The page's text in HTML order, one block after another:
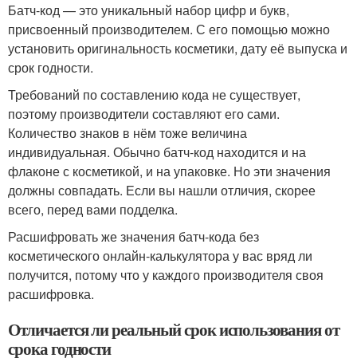
Батч-код — это уникальный набор цифр и букв,
присвоенный производителем. С его помощью можно
установить оригинальность косметики, дату её выпуска и
срок годности.
Требований по составлению кода не существует,
поэтому производители составляют его сами.
Количество знаков в нём тоже величина
индивидуальная. Обычно батч-код находится и на
флаконе с косметикой, и на упаковке. Но эти значения
должны совпадать. Если вы нашли отличия, скорее
всего, перед вами подделка.
Расшифровать же значения батч-кода без
косметического онлайн-калькулятора у вас вряд ли
получится, потому что у каждого производителя своя
расшифровка.
Отличается ли реальный срок использования от
срока годности